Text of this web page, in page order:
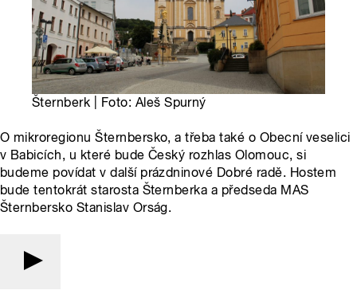
Šternberk | Foto: Aleš Spurný
O mikroregionu Šternbersko, a třeba také o Obecní veselici
v Babicích, u které bude Český rozhlas Olomouc, si
budeme povídat v další prázdninové Dobré radě. Hostem
bude tentokrát starosta Šternberka a předseda MAS
Šternbersko Stanislav Orság.